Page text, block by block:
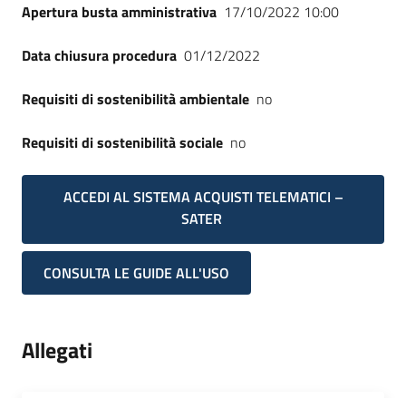
Apertura busta amministrativa 17/10/2022 10:00
Data chiusura procedura 01/12/2022
Requisiti di sostenibilità ambientale no
Requisiti di sostenibilità sociale no
ACCEDI AL SISTEMA ACQUISTI TELEMATICI –
SATER
CONSULTA LE GUIDE ALL'USO
Allegati